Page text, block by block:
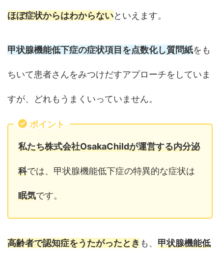
ほぼ症状からはわからないといえます。
甲状腺機能低下症の症状項目を点数化し質問紙をも
ちいて患者さんをみつけだすアプローチをしていま
すが、どれもうまくいっていません。
ポイント
私たち株式会社OsakaChildが運営する内分泌
科では、甲状腺機能低下症の特異的な症状は
眠気です。
高齢者で認知症をうたがったとき も、 甲状腺機能低